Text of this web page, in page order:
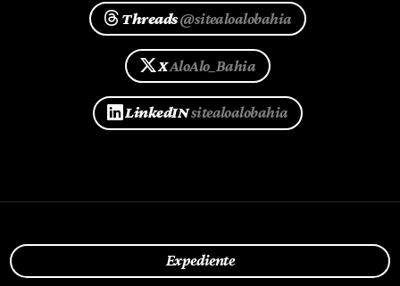
Threads@sitealoalobahia
XAloAlo_Bahia
LinkedINsitealoalobahia
Expediente